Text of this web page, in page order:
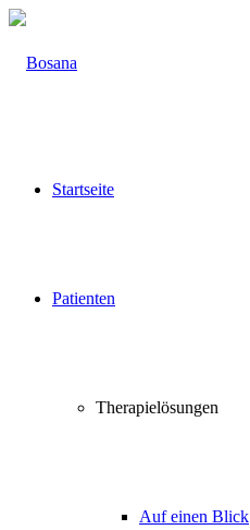
Startseite
Patienten
Therapielösungen
Auf einen Blick